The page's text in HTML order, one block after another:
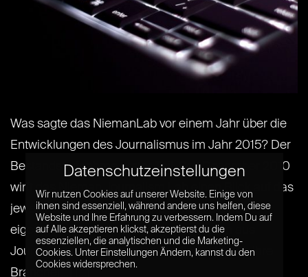
Was sagte das NiemanLab vor einem Jahr über die
Entwicklungen des Journalismus im Jahr 2015? Der
Bestandsaufnahme erster Teil. Seit Dezember 2010
wirft das Nieman Journalism Lab einen Blick auf das
jeweils anstehende Jahr und befragt die nach
eigener Aussage schlauesten Menschen aus
Journalismus und digitalen Medien, wie sich ihre
Branche[...] [...]
Datenschutzeinstellungen
Wir nutzen Cookies auf unserer Website. Einige von
ihnen sind essenziell, während andere uns helfen, diese
Website und Ihre Erfahrung zu verbessern. Indem Du auf
auf Alle akzeptieren klickst, akzeptierst du die
essenziellen, die analytischen und die Marketing-
Cookies. Unter Einstellungen Ändern, kannst du den
Cookies widersprechen.